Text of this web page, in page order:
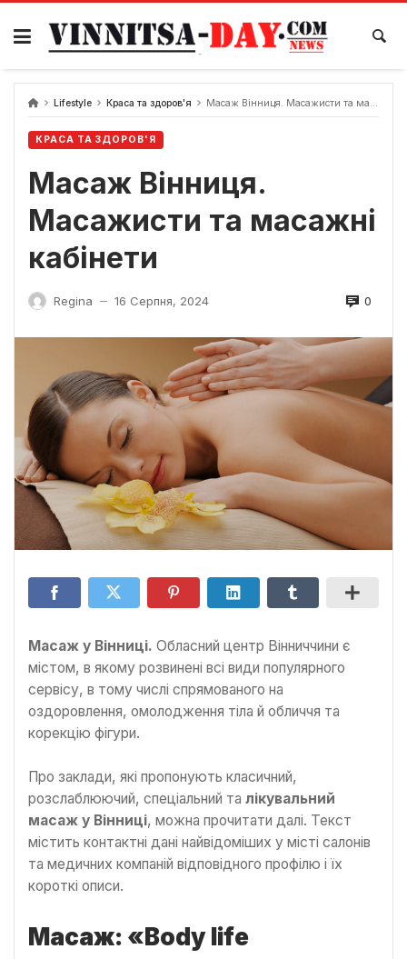
Skip
content
Lifestyle Краса та здоров'я Масаж Вінниця. Масажисти та масажні кабінети
КРАСА ТА ЗДОРОВ'Я
Масаж Вінниця.
Масажисти та масажні
кабінети
Regina — 16 Серпня, 2024 0
Масаж у Вінниці. Обласний центр Вінниччини є
містом, в якому розвинені всі види популярного
сервісу, в тому числі спрямованого на
оздоровлення, омолодження тіла й обличчя та
корекцію фігури.
Про заклади, які пропонують класичний,
розслаблюючий, спеціальний та лікувальний
масаж у Вінниці, можна прочитати далі. Текст
містить контактні дані найвідоміших у місті салонів
та медичних компаній відповідного профілю і їх
короткі описи.
Масаж: «Body life